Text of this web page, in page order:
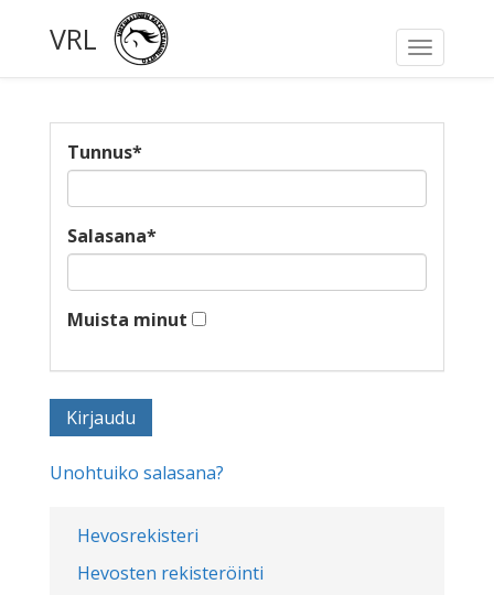
Toggle
VRL
Hevosrekisteri
Hevosten rekisteröinti
Tunnus*
Salasana*
Muista minut
Unohtuiko salasana?